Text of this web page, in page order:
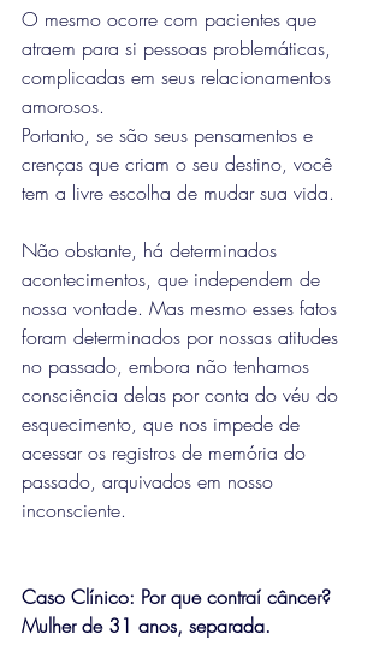
O mesmo ocorre com pacientes que
atraem para si pessoas problemáticas,
complicadas em seus relacionamentos
amorosos.
Portanto, se são seus pensamentos e
crenças que criam o seu destino, você
tem a livre escolha de mudar sua vida.
Não obstante, há determinados
acontecimentos, que independem de
nossa vontade. Mas mesmo esses fatos
foram determinados por nossas atitudes
no passado, embora não tenhamos
consciência delas por conta do véu do
esquecimento, que nos impede de
acessar os registros de memória do
passado, arquivados em nosso
inconsciente.
Caso Clínico: Por que contraí câncer?
Mulher de 31 anos, separada.